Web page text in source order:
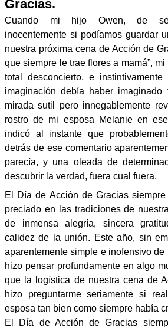
Gracias.
Cuando mi hijo Owen, de
inocentemente si podíamos guardar
nuestra próxima cena de Acción de
que siempre le trae flores a mamá”,
total desconcierto, e
imaginación debía haber
mirada sutil pero innegablemente
rostro de mi esposa Melanie en
indicó al instante que
detrás de ese comentario
parecía, y una oleada de
descubrir la verdad, fuera cual fuera.
El Día de Acción de Gracias
preciado en las tradiciones de
de inmensa alegría, sincera
calidez de la unión. Este año, sin
aparentemente simple e inofensivo
hizo pensar profundamente en algo
que la logística de nuestra cena de
hizo preguntarme seriamente si
esposa tan bien como siempre había
El Día de Acción de Gracias